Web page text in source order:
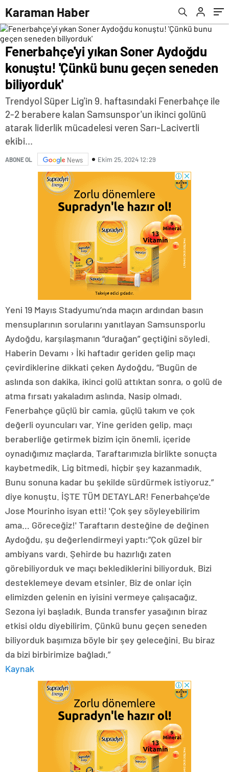
Karaman Haber
Fenerbahçe'yi yıkan Soner Aydoğdu
konuştu! 'Çünkü bunu geçen seneden
biliyorduk'
Trendyol Süper Lig'in 9. haftasındaki Fenerbahçe ile
2-2 berabere kalan Samsunspor'un ikinci golünü
atarak liderlik mücadelesi veren Sarı-Lacivertli
ekibi...
ABONE OL News Ekim 25, 2024 12:29
Yeni 19 Mayıs Stadyumu’nda maçın ardından basın
mensuplarının sorularını yanıtlayan Samsunsporlu
Aydoğdu, karşılaşmanın “durağan” geçtiğini söyledi.
Haberin Devamı › İki haftadır geriden gelip maçı
çevirdiklerine dikkati çeken Aydoğdu, “Bugün de
aslında son dakika, ikinci golü attıktan sonra, o golü de
atma fırsatı yakaladım aslında. Nasip olmadı.
Fenerbahçe güçlü bir camia, güçlü takım ve çok
değerli oyuncuları var. Yine geriden gelip, maçı
beraberliğe getirmek bizim için önemli, içeride
oynadığımız maçlarda. Taraftarımızla birlikte sonuçta
kaybetmedik. Lig bitmedi, hiçbir şey kazanmadık.
Bunu sonuna kadar bu şekilde sürdürmek istiyoruz.”
diye konuştu. İŞTE TÜM DETAYLAR! Fenerbahçe'de
Jose Mourinho isyan etti! 'Çok şey söyleyebilirim
ama… Göreceğiz!' Taraftarın desteğine de değinen
Aydoğdu, şu değerlendirmeyi yaptı:”Çok güzel bir
ambiyans vardı. Şehirde bu hazırlığı zaten
görebiliyorduk ve maçı beklediklerini biliyorduk. Bizi
desteklemeye devam etsinler. Biz de onlar için
elimizden gelenin en iyisini vermeye çalışacağız.
Sezona iyi başladık. Bunda transfer yasağının biraz
etkisi oldu diyebilirim. Çünkü bunu geçen seneden
biliyorduk başımıza böyle bir şey geleceğini. Bu biraz
da bizi birbirimize bağladı.”
Kaynak